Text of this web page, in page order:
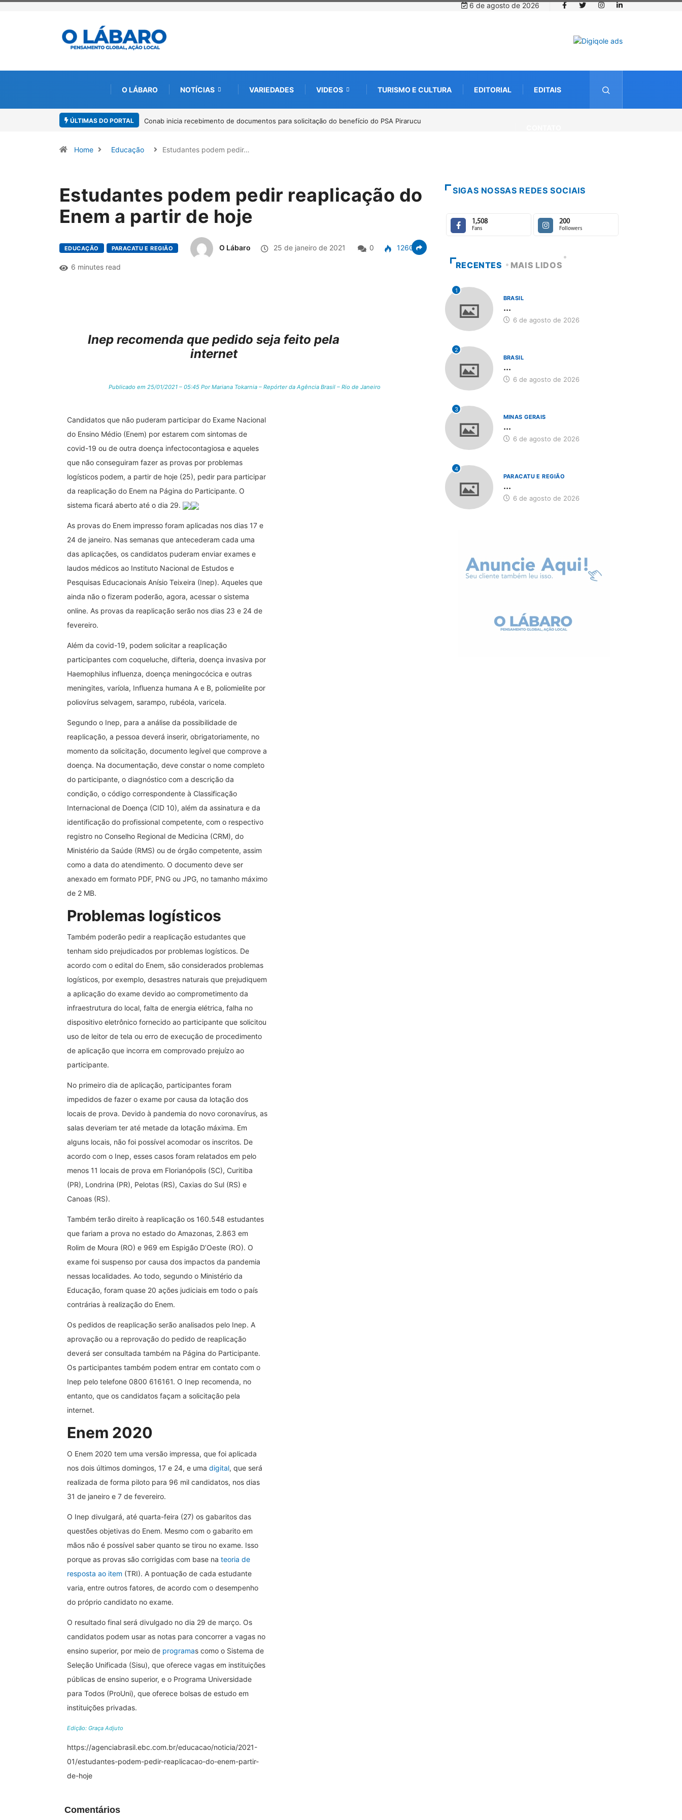
6 de agosto de 2026
O LÁBARO NOTÍCIAS VARIEDADES VIDEOS TURISMO E CULTURA EDITORIAL EDITAIS
ÚLTIMAS DO PORTAL
solicitação do benefício do PSA Pirarucu Workshop internacional debate futuro da piscicultura com espécies nativas da
Home Educação Estudantes podem pedir…
Estudantes podem pedir reaplicação do
Enem a partir de hoje
EDUCAÇÃO PARACATU E REGIÃO O Lábaro 25 de janeiro de 2021 0 1260
6 minutes read
Inep recomenda que pedido seja feito pela
internet
Publicado em 25/01/2021 – 05:45 Por Mariana Tokarnia – Repórter da Agência Brasil – Rio de Janeiro
Candidatos que não puderam participar do Exame Nacional
do Ensino Médio (Enem) por estarem com sintomas de
covid-19 ou de outra doença infectocontagiosa e aqueles
que não conseguiram fazer as provas por problemas
logísticos podem, a partir de hoje (25), pedir para participar
da reaplicação do Enem na Página do Participante. O
sistema ficará aberto até o dia 29.
As provas do Enem impresso foram aplicadas nos dias 17 e
24 de janeiro. Nas semanas que antecederam cada uma
das aplicações, os candidatos puderam enviar exames e
laudos médicos ao Instituto Nacional de Estudos e
Pesquisas Educacionais Anísio Teixeira (Inep). Aqueles que
ainda não o fizeram poderão, agora, acessar o sistema
online. As provas da reaplicação serão nos dias 23 e 24 de
fevereiro.
Além da covid-19, podem solicitar a reaplicação
participantes com coqueluche, difteria, doença invasiva por
Haemophilus influenza, doença meningocócica e outras
meningites, varíola, Influenza humana A e B, poliomielite por
poliovírus selvagem, sarampo, rubéola, varicela.
Segundo o Inep, para a análise da possibilidade de
reaplicação, a pessoa deverá inserir, obrigatoriamente, no
momento da solicitação, documento legível que comprove a
doença. Na documentação, deve constar o nome completo
do participante, o diagnóstico com a descrição da
condição, o código correspondente à Classificação
Internacional de Doença (CID 10), além da assinatura e da
identificação do profissional competente, com o respectivo
registro no Conselho Regional de Medicina (CRM), do
Ministério da Saúde (RMS) ou de órgão competente, assim
como a data do atendimento. O documento deve ser
anexado em formato PDF, PNG ou JPG, no tamanho máximo
de 2 MB.
Problemas logísticos
Também poderão pedir a reaplicação estudantes que
tenham sido prejudicados por problemas logísticos. De
acordo com o edital do Enem, são considerados problemas
logísticos, por exemplo, desastres naturais que prejudiquem
a aplicação do exame devido ao comprometimento da
infraestrutura do local, falta de energia elétrica, falha no
dispositivo eletrônico fornecido ao participante que solicitou
uso de leitor de tela ou erro de execução de procedimento
de aplicação que incorra em comprovado prejuízo ao
participante.
No primeiro dia de aplicação, participantes foram
impedidos de fazer o exame por causa da lotação dos
locais de prova. Devido à pandemia do novo coronavírus, as
salas deveriam ter até metade da lotação máxima. Em
alguns locais, não foi possível acomodar os inscritos. De
acordo com o Inep, esses casos foram relatados em pelo
menos 11 locais de prova em Florianópolis (SC), Curitiba
(PR), Londrina (PR), Pelotas (RS), Caxias do Sul (RS) e
Canoas (RS).
Também terão direito à reaplicação os 160.548 estudantes
que fariam a prova no estado do Amazonas, 2.863 em
Rolim de Moura (RO) e 969 em Espigão D’Oeste (RO). O
exame foi suspenso por causa dos impactos da pandemia
nessas localidades. Ao todo, segundo o Ministério da
Educação, foram quase 20 ações judiciais em todo o país
contrárias à realização do Enem.
Os pedidos de reaplicação serão analisados pelo Inep. A
aprovação ou a reprovação do pedido de reaplicação
deverá ser consultada também na Página do Participante.
Os participantes também podem entrar em contato com o
Inep pelo telefone 0800 616161. O Inep recomenda, no
entanto, que os candidatos façam a solicitação pela
internet.
Enem 2020
O Enem 2020 tem uma versão impressa, que foi aplicada
nos dois últimos domingos, 17 e 24, e uma digital, que será
realizada de forma piloto para 96 mil candidatos, nos dias
31 de janeiro e 7 de fevereiro.
O Inep divulgará, até quarta-feira (27) os gabaritos das
questões objetivas do Enem. Mesmo com o gabarito em
mãos não é possível saber quanto se tirou no exame. Isso
porque as provas são corrigidas com base na teoria de
resposta ao item (TRI). A pontuação de cada estudante
varia, entre outros fatores, de acordo com o desempenho
do próprio candidato no exame.
O resultado final será divulgado no dia 29 de março. Os
candidatos podem usar as notas para concorrer a vagas no
ensino superior, por meio de programas como o Sistema de
Seleção Unificada (Sisu), que oferece vagas em instituições
públicas de ensino superior, e o Programa Universidade
para Todos (ProUni), que oferece bolsas de estudo em
instituições privadas.
Edição: Graça Adjuto
https://agenciabrasil.ebc.com.br/educacao/noticia/2021-
01/estudantes-podem-pedir-reaplicacao-do-enem-partir-
de-hoje
Comentários
SIGAS NOSSAS REDES SOCIAIS
1,508
Fans
200
Followers
RECENTES MAIS LIDOS
1
BRASIL
...
6 de agosto de 2026
2
BRASIL
...
6 de agosto de 2026
3
MINAS GERAIS
...
6 de agosto de 2026
4
PARACATU E REGIÃO
...
6 de agosto de 2026